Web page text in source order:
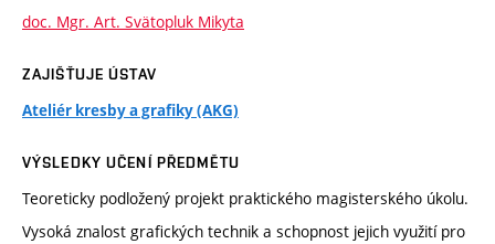
doc. Mgr. Art. Svätopluk Mikyta
ZAJIŠŤUJE ÚSTAV
Ateliér kresby a grafiky (AKG)
VÝSLEDKY UČENÍ PŘEDMĚTU
Teoreticky podložený projekt praktického magisterského úkolu.
Vysoká znalost grafických technik a schopnost jejich využití pro